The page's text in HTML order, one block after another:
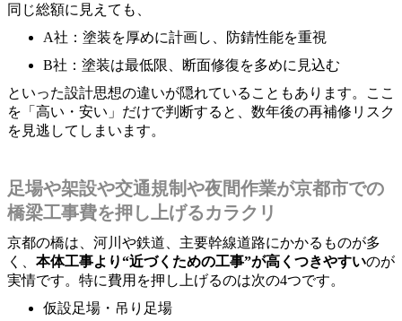
同じ総額に見えても、
A社：塗装を厚めに計画し、防錆性能を重視
B社：塗装は最低限、断面修復を多めに見込む
といった設計思想の違いが隠れていることもあります。ここ
を「高い・安い」だけで判断すると、数年後の再補修リスク
を見逃してしまいます。
足場や架設や交通規制や夜間作業が京都市での
橋梁工事費を押し上げるカラクリ
京都の橋は、河川や鉄道、主要幹線道路にかかるものが多
く、 本体工事より“近づくための工事”が高くつきやすいのが
実情です。特に費用を押し上げるのは次の4つです。
仮設足場・吊り足場